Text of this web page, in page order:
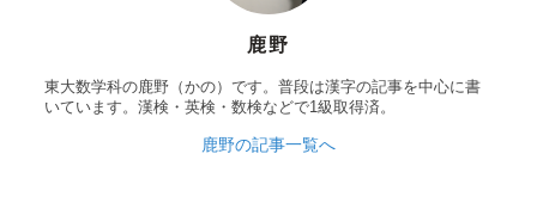
鹿野
東大数学科の鹿野（かの）です。普段は漢字の記事を中心に書
いています。漢検・英検・数検などで1級取得済。
鹿野の記事一覧へ